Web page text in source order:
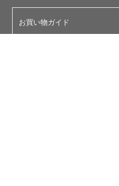
お買い物ガイド